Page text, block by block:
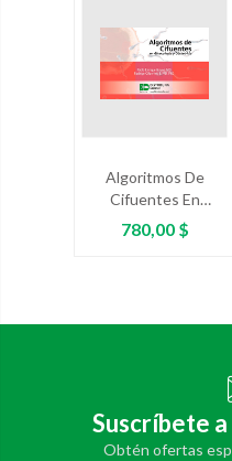
Algoritmos De
Cifuentes En
Ginecología Y
Obstetricia
Precio
780,00 $
Suscríbete
Obtén ofertas